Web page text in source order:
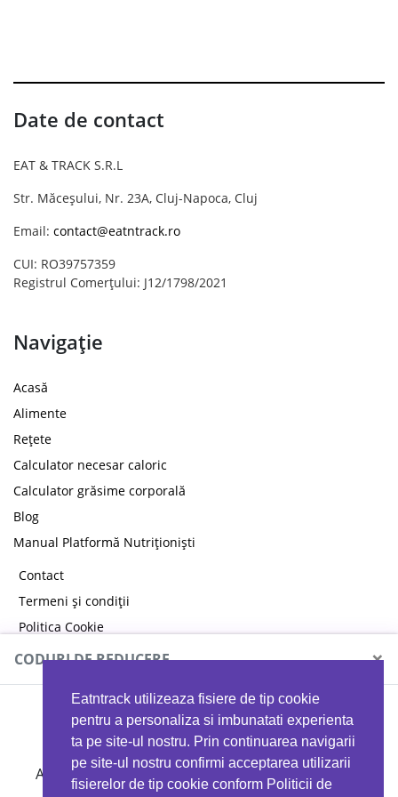
Eatntrack utilizeaza fisiere de tip cookie
pentru a personaliza si imbunatati experienta
ta pe site-ul nostru. Prin continuarea navigarii
pe site-ul nostru confirmi acceptarea utilizarii
fisierelor de tip cookie conform Politicii de
Date de contact
EAT & TRACK S.R.L
Str. Măceșului, Nr. 23A, Cluj-Napoca, Cluj
Email: contact@eatntrack.ro
CUI: RO39757359
Registrul Comerțului: J12/1798/2021
Navigație
Acasă
Alimente
Rețete
Calculator necesar caloric
Calculator grăsime corporală
Blog
Manual Platformă Nutriționiști
Contact
Termeni și condiții
Politica Cookie
Politica de confidențialitate
CODURI DE REDUCERE ×
MYPROTEIN
Ai 40%reducere la orice comandă folosind codul